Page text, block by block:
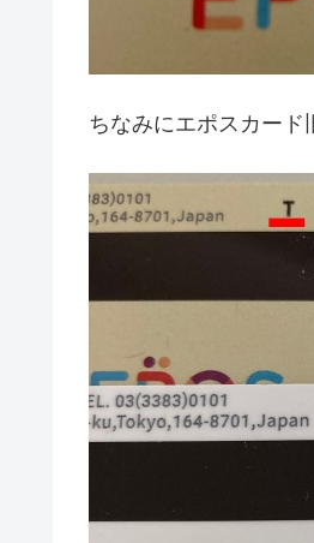
ちなみにエポスカード